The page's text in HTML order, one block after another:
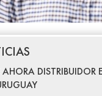
DISTRIBUIDOR